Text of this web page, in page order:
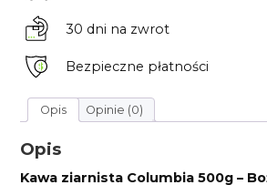
30 dni na zwrot
Bezpieczne płatności
Opis Opinie (0)
Opis
Kawa ziarnista Columbia 500g –